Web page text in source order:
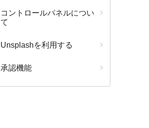
コントロールパネルについ
て
Unsplashを利用する
承認機能